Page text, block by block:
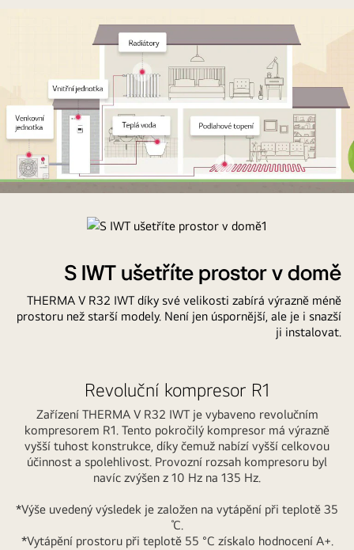
integrovaným
S IWT ušetříte prostor v domě
THERMA V R32 IWT díky své velikosti zabírá výrazně méně
prostoru než starší modely. Není jen úspornější, ale je i snazší
ji instalovat.
Revoluční kompresor R1
Zařízení THERMA V R32 IWT je vybaveno revolučním
kompresorem R1. Tento pokročilý kompresor má výrazně
vyšší tuhost konstrukce, díky čemuž nabízí vyšší celkovou
účinnost a spolehlivost. Provozní rozsah kompresoru byl
navíc zvýšen z 10 Hz na 135 Hz.
*Výše uvedený výsledek je založen na vytápění při teplotě 35
℃.
*Vytápění prostoru při teplotě 55 °C získalo hodnocení A+.